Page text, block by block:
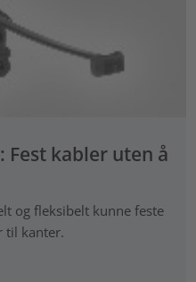
kabler uten å
og fleksibelt kunne feste
til kanter.